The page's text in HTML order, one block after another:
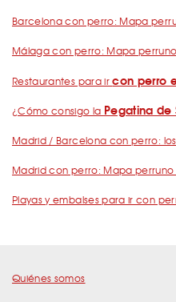
Barcelona con perro: Mapa
Málaga con perro: Mapa
Restaurantes para ircon perro
¿Cómo consigo la Pegatina de
Madrid / Barcelona con perro:
Madrid con perro: Mapa perruno
Playas y embalses para ir con
Quiénes somos